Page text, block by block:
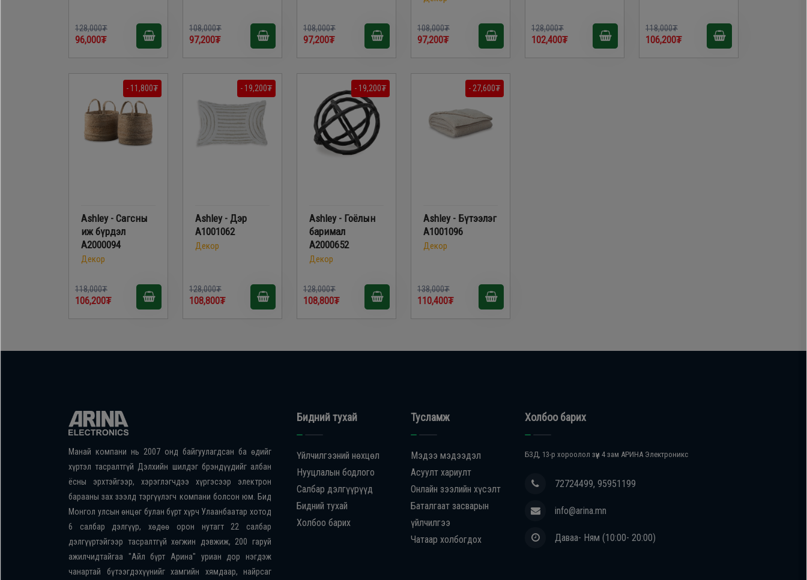
128,000₮
96,000₮
108,000₮
97,200₮
108,000₮
97,200₮
108,000₮
97,200₮
128,000₮
102,400₮
118,000₮
106,200₮
- 11,800₮
Ashley - Сагсны
иж бүрдэл
A2000094
Декор
118,000₮
106,200₮
- 19,200₮
Ashley - Дэр
A1001062
Декор
128,000₮
108,800₮
- 19,200₮
Ashley - Гоёлын
баримал
A2000652
Декор
128,000₮
108,800₮
- 27,600₮
Ashley - Бүтээлэг
A1001096
Декор
138,000₮
110,400₮
Манай компани нь 2007 онд байгуулагдсан ба өдийг
хүртэл тасралтгүй Дэлхийн шилдэг брэндүүдийг албан
ёсны эрхтэйгээр, хэрэглэгчдээ хүргэсээр электрон
барааны зах зээлд тэргүүлэгч компани болсон юм. Бид
Монгол улсын өнцөг булан бүрт хүрч Улаанбаатар хотод
6 салбар дэлгүүр, хөдөө орон нутагт 22 салбар
дэлгүүртэйгээр тасралтгүй хөгжин дэвжиж, 200 гаруй
ажилчидтайгаа "Айл бүрт Арина" уриан дор нэгдэж
чанартай бүтээгдэхүүнийг хамгийн хямдаар, найрсаг
Бидний тухай
Үйлчилгээний нөхцөл
Нууцлалын бодлого
Салбар дэлгүүрүүд
Бидний тухай
Холбоо барих
Тусламж
Мэдээ мэдээдэл
Асуулт хариулт
Онлайн зээлийн хүсэлт
Баталгаат засварын
үйлчилгээ
Чатаар холбогдох
Холбоо барих
БЗД, 13-р хороолол зүүн 4 зам АРИНА Электроникс
72724499, 95951199
info@arina.mn
Даваа- Ням (10:00- 20:00)